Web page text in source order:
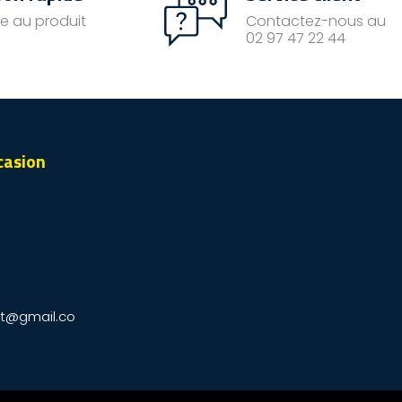
au produit
Contactez-nous au
02 97 47 22 44